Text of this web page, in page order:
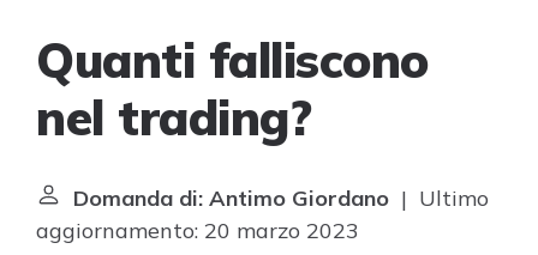
Quanti falliscono
nel trading?
Domanda di: Antimo Giordano | Ultimo
aggiornamento: 20 marzo 2023